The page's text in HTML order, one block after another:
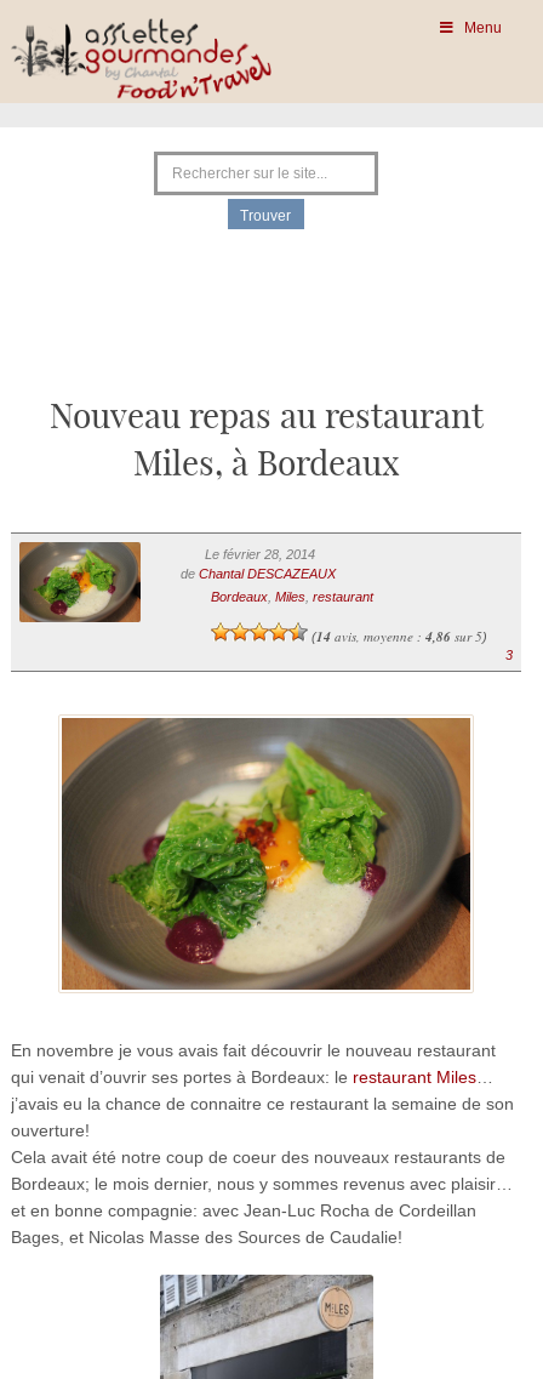
Menu
Nouveau repas au restaurant
Miles, à Bordeaux
Le février 28, 2014
de Chantal DESCAZEAUX
Bordeaux, Miles, restaurant
(14avis, moyenne : 4,86sur 5)
3
En novembre je vous avais fait découvrir le nouveau restaurant
qui venait d’ouvrir ses portes à Bordeaux: le restaurant Miles…
j’avais eu la chance de connaitre ce restaurant la semaine de son
ouverture!
Cela avait été notre coup de coeur des nouveaux restaurants de
Bordeaux; le mois dernier, nous y sommes revenus avec plaisir…
et en bonne compagnie: avec Jean-Luc Rocha de Cordeillan
Bages, et Nicolas Masse des Sources de Caudalie!